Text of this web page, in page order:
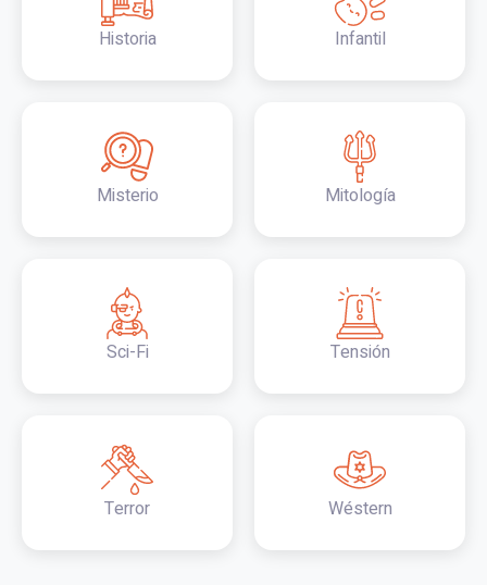
Historia Infantil
Misterio Mitología
Sci-Fi Tensión
Terror Wéstern